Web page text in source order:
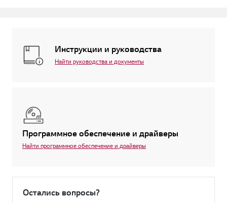
Инструкции и руководства
Найти руководства и документы
Программное обеспечение и драйверы
Найти программное обеспечение и драйверы
Остались вопросы?